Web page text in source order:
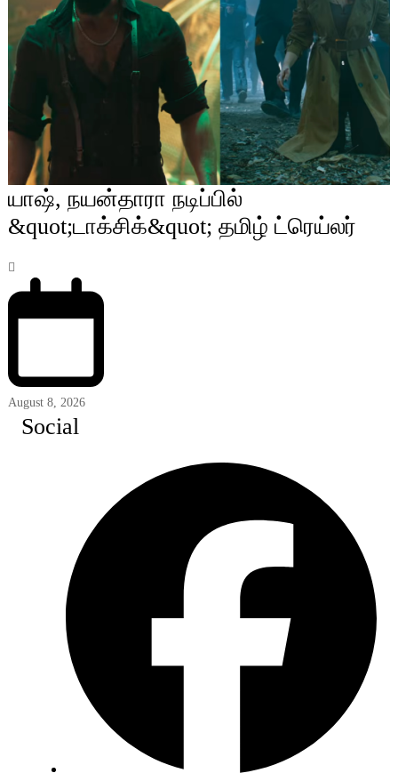
யாஷ், நயன்தாரா நடிப்பில்
&quot;டாக்சிக்&quot; தமிழ் ட்ரெய்லர்
August 8, 2026
Social